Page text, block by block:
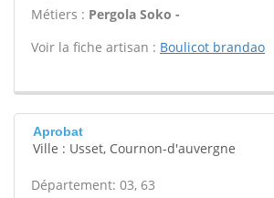
Métiers : Pergola Soko -
Voir la fiche artisan : Boulicot brandao
Aprobat
Ville : Usset, Cournon-d'auvergne
Département: 03, 63